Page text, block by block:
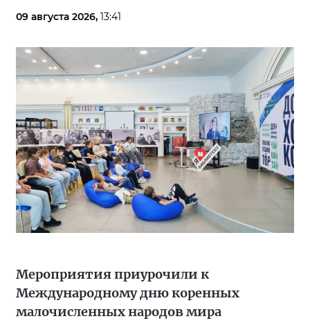
09 августа 2026, 13:41
Мероприятия приурочили к
Международному дню коренных
малочисленных народов мира